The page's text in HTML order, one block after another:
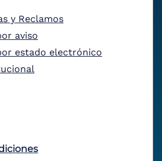
y Reclamos
aviso
estado electrónico